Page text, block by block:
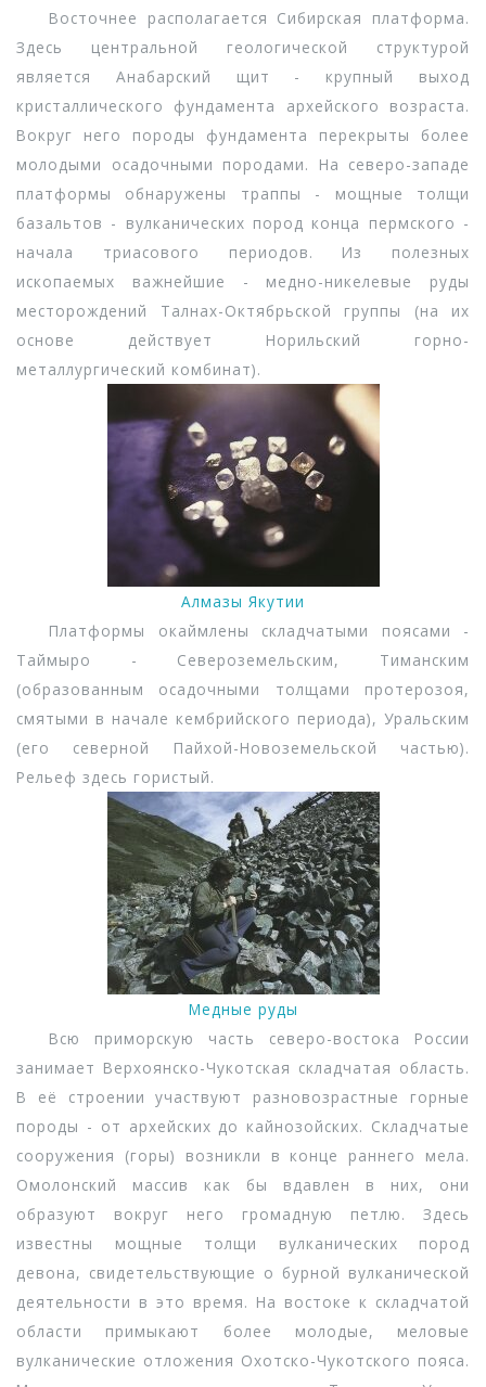
Восточнее располагается Сибирская платформа.
Здесь центральной геологической структурой
является Анабарский щит - крупный выход
кристаллического фундамента архейского возраста.
Вокруг него породы фундамента перекрыты более
молодыми осадочными породами. На северо-западе
платформы обнаружены траппы - мощные толщи
базальтов - вулканических пород конца пермского -
начала триасового периодов. Из полезных
ископаемых важнейшие - медно-никелевые руды
месторождений Талнах-Октябрьской группы (на их
основе действует Норильский горно-
металлургический комбинат).
Алмазы Якутии
Платформы окаймлены складчатыми поясами -
Таймыро - Североземельским, Тиманским
(образованным осадочными толщами протерозоя,
смятыми в начале кембрийского периода), Уральским
(его северной Пайхой-Новоземельской частью).
Рельеф здесь гористый.
Медные руды
Всю приморскую часть северо-востока России
занимает Верхоянско-Чукотская складчатая область.
В её строении участвуют разновозрастные горные
породы - от архейских до кайнозойских. Складчатые
сооружения (горы) возникли в конце раннего мела.
Омолонский массив как бы вдавлен в них, они
образуют вокруг него громадную петлю. Здесь
известны мощные толщи вулканических пород
девона, свидетельствующие о бурной вулканической
деятельности в это время. На востоке к складчатой
области примыкают более молодые, меловые
вулканические отложения Охотско-Чукотского пояса.